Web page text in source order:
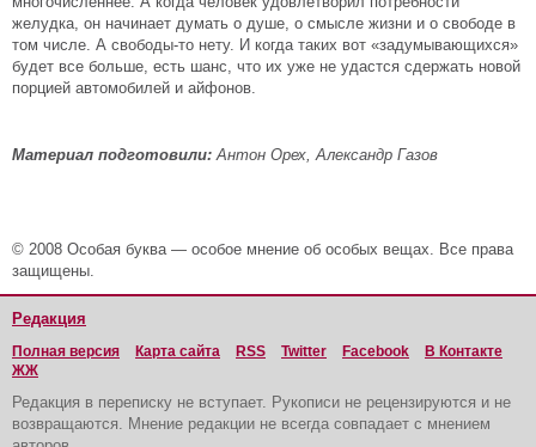
желудка, он начинает думать о душе, о смысле жизни и о свободе в
том числе. А свободы-то нету. И когда таких вот «задумывающихся»
будет все больше, есть шанс, что их уже не удастся сдержать новой
порцией автомобилей и айфонов.
Материал подготовили: Антон Орех, Александр Газов
© 2008 Особая буква — особое мнение об особых вещах. Все права
защищены.
Редакция
Полная версия Карта сайта RSS Twitter Facebook
В Контакте
ЖЖ
Редакция в переписку не вступает. Рукописи не рецензируются и не
возвращаются. Мнение редакции не всегда совпадает с мнением